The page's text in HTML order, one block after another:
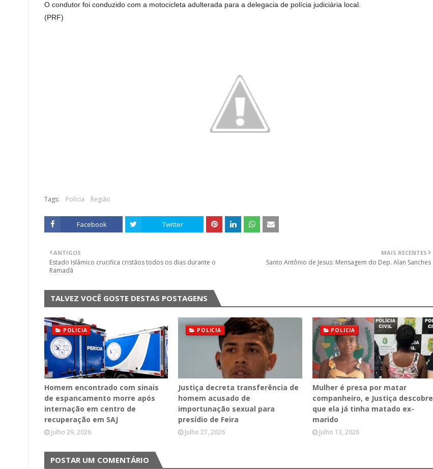
O condutor foi conduzido com a motocicleta adulterada para a delegacia de polícia judiciária local.
(PRF)
Tags: Policia Região
Facebook Twitter
MAIS RECENTES
Santo Antônio de Jesus: Mensagem do Dep. Alan Sanches
ANTIGOS
Estado Islâmico crucifica cristãos todos os dias durante o
Ramadã
TALVEZ VOCÊ GOSTE DESTAS POSTAGENS
POLICIA
Homem encontrado com sinais
de espancamento morre após
internação em centro de
recuperação em SAJ
Julho 29, 2026
POLICIA
Justiça decreta transferência de
homem acusado de
importunação sexual para
presídio de Feira
Julho 27, 2026
POLICIA
Mulher é presa por matar
companheiro, e Justiça descobre
que ela já tinha matado ex-
marido
Julho 13, 2026
POSTAR UM COMENTÁRIO